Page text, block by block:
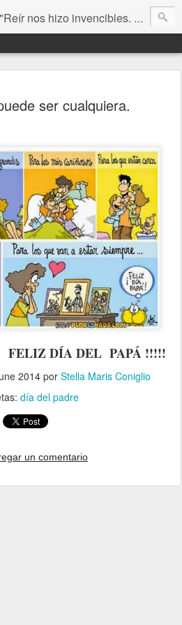
"Reír nos hizo invencibles. No como los que siempre ganan, sino como aquellos que no se rinden”. Frida Kahlo
ser cualquiera.
FELIZ DÍA DEL PAPÁ !!!!!
2014 por Stella Maris Coniglio
día del padre
un comentario